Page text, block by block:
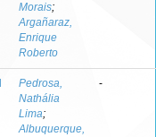
Morais;
Argañaraz,
Enrique
Roberto
Pedrosa,
Nathália
Lima;
Albuquerque,
-